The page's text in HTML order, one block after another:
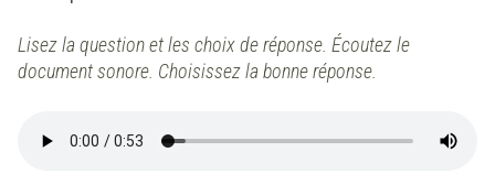
Lisez la question et les choix de réponse. Écoutez le
document sonore. Choisissez labonne réponse.